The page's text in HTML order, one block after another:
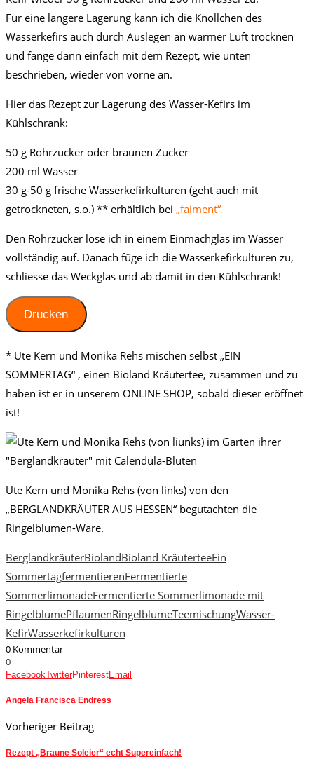
Für eine längere Lagerung kann ich die Knöllchen des
Wasserkefirs auch durch Auslegen an warmer Luft trocknen
und fange dann einfach mit dem Rezept, wie unten
beschrieben, wieder von vorne an.
Hier das Rezept zur Lagerung des Wasser-Kefirs im
Kühlschrank:
50 g Rohrzucker oder braunen Zucker
200 ml Wasser
30 g-50 g frische Wasserkefirkulturen (geht auch mit
getrockneten, s.o.) ** erhältlich bei „faiment“
Den Rohrzucker löse ich in einem Einmachglas im Wasser
vollständig auf. Danach füge ich die Wasserkefirkulturen zu,
schliesse das Weckglas und ab damit in den Kühlschrank!
Drucken
* Ute Kern und Monika Rehs mischen selbst „EIN
SOMMERTAG“ , einen Bioland Kräutertee, zusammen und zu
haben ist er in unserem ONLINE SHOP, sobald dieser eröffnet
ist!
Ute Kern und Monika Rehs (von links) von den
„BERGLANDKRÄUTER AUS HESSEN“ begutachten die
Ringelblumen-Ware.
BerglandkräuterBiolandBioland KräuterteeEin
SommertagfermentierenFermentierte
SommerlimonadeFermentierte Sommerlimonade mit
RingelblumePflaumenRingelblumeTeemischungWasser-
KefirWasserkefirkulturen
0 Kommentar
0
FacebookTwitterPinterestEmail
Angela Francisca Endress
Vorheriger Beitrag
Rezept „Braune Soleier“ echt Supereinfach!